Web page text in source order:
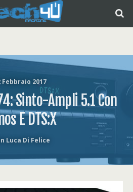
Febbraio 2017
Sinto-Ampli 5.1 Con
E DTS:X
Luca Di Felice